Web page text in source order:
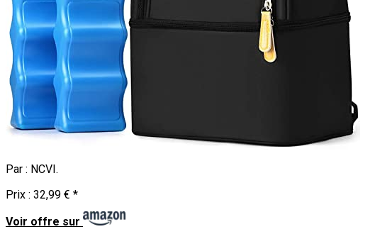
Par : NCVI.
Prix : 32,99 € *
Voir offre sur